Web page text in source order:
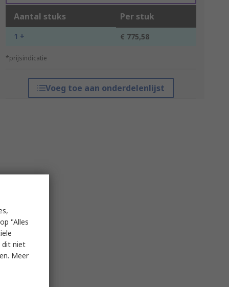
Aantal stuks Per stuk
1 + € 775,58
*prijsindicatie
Voeg toe aan onderdelenlijst
"Alles
dit niet
Meer